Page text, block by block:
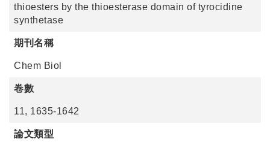
thioesters by the thioesterase domain of tyrocidine
synthetase
期刊名稱
Chem Biol
卷數
11, 1635-1642
論文類型